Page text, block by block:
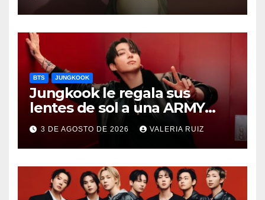
BTS JUNGKOOK
Jungkook le regala sus
lentes de sol a una ARMY
durante concierto de BTS
3 DE AGOSTO DE 2026 VALERIA RUIZ